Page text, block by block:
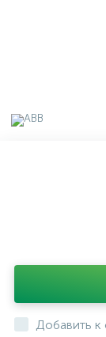
Добавить